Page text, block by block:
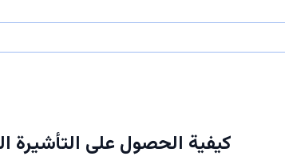
كيفية الحصول على التأشيرة